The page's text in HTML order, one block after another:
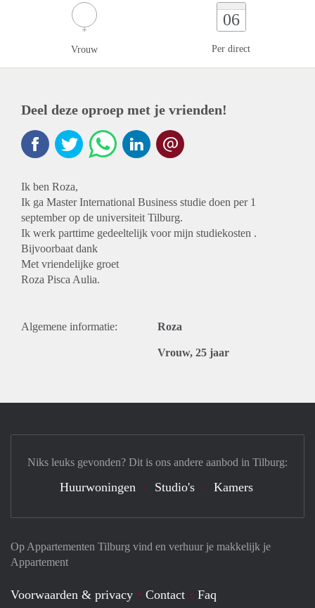
Vrouw
06
Per direct
Deel deze oproep met je vrienden!
Ik ben Roza,
Ik ga Master International Business studie doen per 1
september op de universiteit Tilburg.
Ik werk parttime gedeeltelijk voor mijn studiekosten .
Bijvoorbaat dank
Met vriendelijke groet
Roza Pisca Aulia.
Algemene informatie: Roza
Vrouw, 25 jaar
Op Appartementen Tilburg vind en verhuur je makkelijk je
Appartement
Voorwaarden & privacy Contact Faq
Niks leuks gevonden? Dit is ons andere aanbod in Tilburg:
Huurwoningen Studio's Kamers